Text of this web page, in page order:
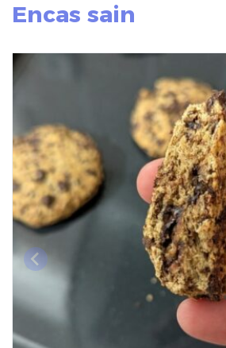
Encas sain